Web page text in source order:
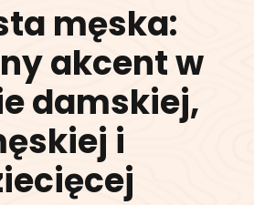
męska:
akcent w
damskiej,
i